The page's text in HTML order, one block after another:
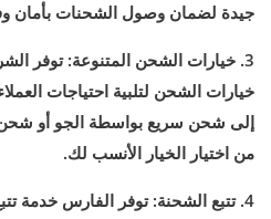
جيدة لضمان وصول الشحنات بأمان
3. خيارات الشحن المتنوعة: توفر
خيارات الشحن لتلبية احتياجات
إلى شحن سريع بواسطة الجو أو شحن
من اختيار الخيار الأنسب لك.
4. تتبع الشحنة: توفر الفارس خدمة